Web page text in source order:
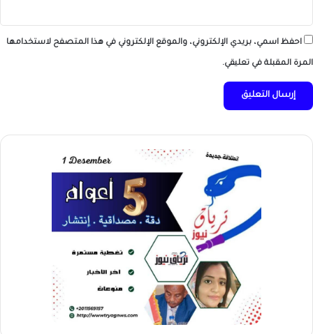
احفظ اسمي، بريدي الإلكتروني، والموقع الإلكتروني في هذا المتصفح لاستخدامها
المرة المقبلة في تعليقي.